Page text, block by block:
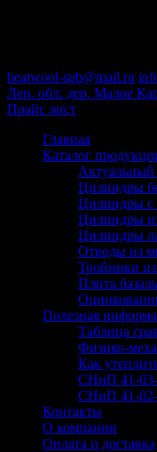
heatwool-spb@mail.ru
Лен. обл. дер. Малое
Прайс лист
Главная
Каталог
Цилиндры
Цилиндры с
Цилиндры
Цилиндры
Отводы из
Тройники
Плита
Полезная
Таблица
Физико-
Как
СНиП 41-
СНиП 41-02-
Контакты
О компании
Оплата и доставка